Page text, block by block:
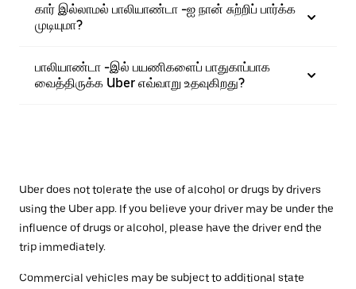
கார் இல்லாமல் பாலியாண்டா -ஐ நான் சுற்றிப் பார்க்க
முடியுமா?
பாலியாண்டா -இல் பயணிகளைப் பாதுகாப்பாக
வைத்திருக்க Uber எவ்வாறு உதவுகிறது?
Uber does not tolerate the use of alcohol or drugs by drivers
using the Uber app. If you believe your driver may be under the
influence of drugs or alcohol, please have the driver end the
trip immediately.
Commercial vehicles may be subject to additional state